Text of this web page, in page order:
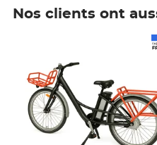
Nos clients ont